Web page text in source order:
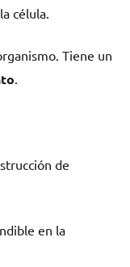
célula.
Tiene un
.
de
en la